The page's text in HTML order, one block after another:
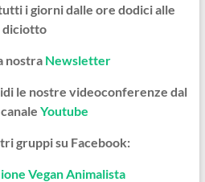
i giorni dalle ore dodici alle
diciotto
nostra Newsletter
le nostre videoconferenze dal
Youtube
gruppi su Facebook:
Vegan Animalista